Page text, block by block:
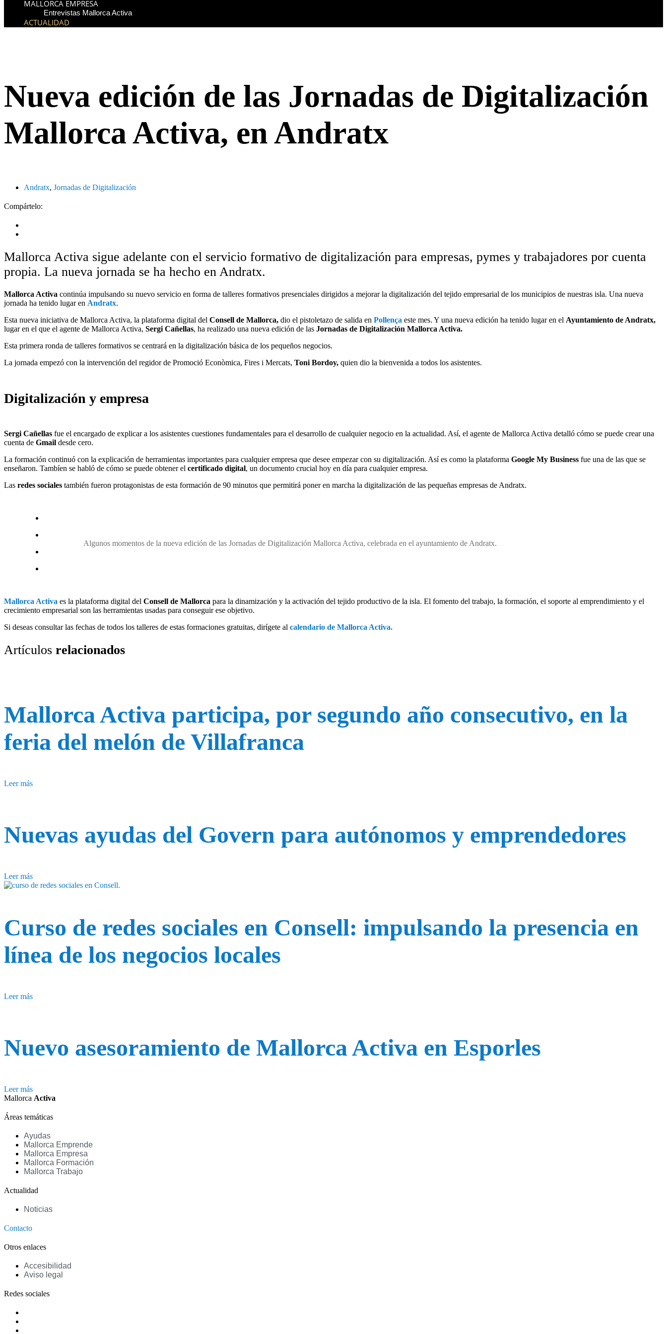
MALLORCA EMPRESA
Entrevistas Mallorca Activa
ACTUALIDAD
Nueva edición de las Jornadas de Digitalización
Mallorca Activa, en Andratx
Andratx, Jornadas de Digitalización
Compártelo:
Mallorca Activa sigue adelante con el servicio formativo de digitalización para empresas, pymes y trabajadores por cuenta
propia. La nueva jornada se ha hecho en Andratx.
Mallorca Activa continúa impulsando su nuevo servicio en forma de talleres formativos presenciales dirigidos a mejorar la digitalización del tejido empresarial de los municipios de nuestras isla. Una nueva
jornada ha tenido lugar en Andratx.
Esta nueva iniciativa de Mallorca Activa, la plataforma digital del Consell de Mallorca, dio el pistoletazo de salida en Pollença este mes. Y una nueva edición ha tenido lugar en el Ayuntamiento de Andratx,
lugar en el que el agente de Mallorca Activa, Sergi Cañellas, ha realizado una nueva edición de las Jornadas de Digitalización Mallorca Activa.
Esta primera ronda de talleres formativos se centrará en la digitalización básica de los pequeños negocios.
La jornada empezó con la intervención del regidor de Promoció Econòmica, Fires i Mercats, Toni Bordoy, quien dio la bienvenida a todos los asistentes.
Digitalización y empresa
Sergi Cañellas fue el encargado de explicar a los asistentes cuestiones fundamentales para el desarrollo de cualquier negocio en la actualidad. Así, el agente de Mallorca Activa detalló cómo se puede crear una
cuenta de Gmail desde cero.
La formación continuó con la explicación de herramientas importantes para cualquier empresa que desee empezar con su digitalización. Así es como la plataforma Google My Business fue una de las que se
enseñaron. Tambíen se habló de cómo se puede obtener el certificado digital, un documento crucial hoy en día para cualquier empresa.
Las redes sociales también fueron protagonistas de esta formación de 90 minutos que permitirá poner en marcha la digitalización de las pequeñas empresas de Andratx.
Algunos momentos de la nueva edición de las Jornadas de Digitalización Mallorca Activa, celebrada en el ayuntamiento de Andratx.
Mallorca Activa es la plataforma digital del Consell de Mallorca para la dinamización y la activación del tejido productivo de la isla. El fomento del trabajo, la formación, el soporte al emprendimiento y el
crecimiento empresarial son las herramientas usadas para conseguir ese objetivo.
Si deseas consultar las fechas de todos los talleres de estas formaciones gratuitas, dirígete al calendario de Mallorca Activa.
Artículos relacionados
Mallorca Activa participa, por segundo año consecutivo, en la
feria del melón de Villafranca
Leer más
Nuevas ayudas del Govern para autónomos y emprendedores
Leer más
Curso de redes sociales en Consell: impulsando la presencia en
línea de los negocios locales
Leer más
Nuevo asesoramiento de Mallorca Activa en Esporles
Leer más
Mallorca Activa
Áreas temáticas
Ayudas
Mallorca Emprende
Mallorca Empresa
Mallorca Formación
Mallorca Trabajo
Actualidad
Noticias
Contacto
Otros enlaces
Accesibilidad
Aviso legal
Redes sociales